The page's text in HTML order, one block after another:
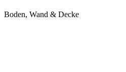
Boden, Wand & Decke